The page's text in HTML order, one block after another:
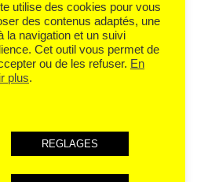
utilise des cookies pour vous
des contenus adaptés, une
la navigation et un suivi
Cet outil vous permet de
ou de les refuser. En
plus.
REGLAGES